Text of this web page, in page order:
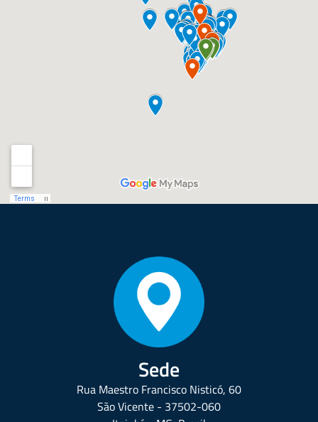
Sede
Rua Maestro Francisco Nisticó, 60
São Vicente - 37502-060